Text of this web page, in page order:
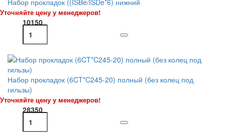
Уточняйте цену у менеджеров!
10150
Набор прокладок (6CT*C245-20) полный (без колец под
гильзы)
Уточняйте цену у менеджеров!
28350